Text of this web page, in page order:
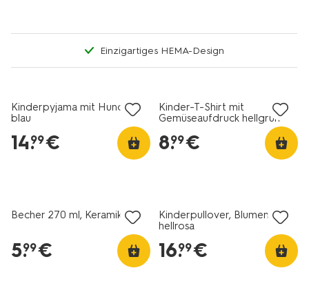
Einzigartiges HEMA-Design
Kinderpyjama mit Hunden
blau
14.
99€
Kinder-T-Shirt mit
Gemüseaufdruck hellgrün
8.
99€
Becher 270 ml, Keramik, Bär
5.
99€
Kinderpullover, Blumen
hellrosa
16.
99€